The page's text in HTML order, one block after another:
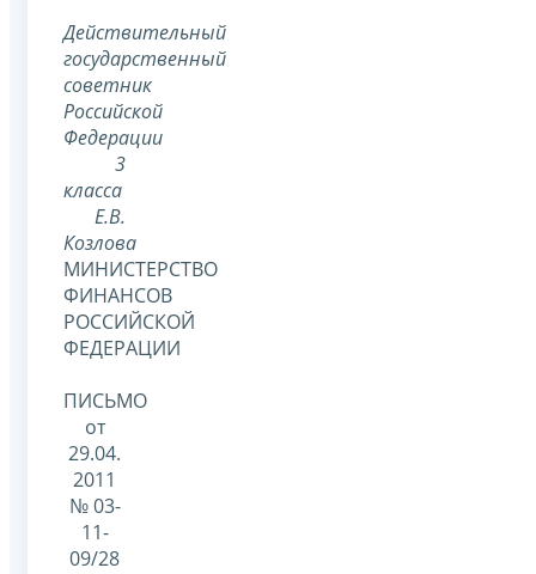
Действительный
государственный
советник
Российской
Федерации
3
класса
Е.В.
Козлова
МИНИСТЕРСТВО
ФИНАНСОВ
РОССИЙСКОЙ
ФЕДЕРАЦИИ
ПИСЬМО
от
29.04.
2011
№ 03-
11-
09/28